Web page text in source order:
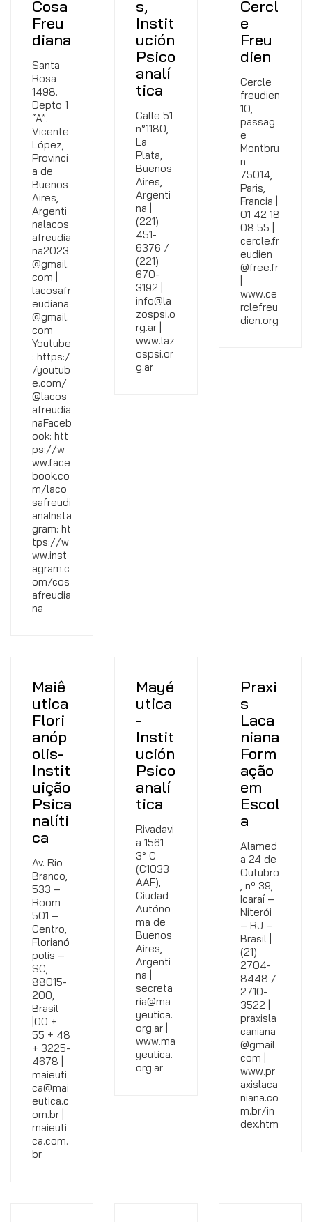
Cosa
Freu
diana
Santa
Rosa
1498.
Depto 1
“A”.
Vicente
López,
Provinci
a de
Buenos
Aires,
Argenti
nalacos
afreudia
na2023
@gmail.
com |
lacosafr
eudiana
@gmail.
com
Youtube
: https:/
/youtub
e.com/
@lacos
afreudia
naFaceb
ook: htt
ps://w
ww.face
book.co
m/laco
safreudi
anaInsta
gram: ht
tps://w
ww.inst
agram.c
om/cos
afreudia
na
s,
Instit
ución
Psico
analí
tica
Calle 51
n°1180,
La
Plata,
Buenos
Aires,
Argenti
na |
(221)
451-
6376 /
(221)
670-
3192 |
info@la
zospsi.o
rg.ar |
www.laz
ospsi.or
g.ar
Cercl
e
Freu
dien
Cercle
freudien
10,
passag
e
Montbru
n
75014,
Paris,
Francia |
01 42 18
08 55 |
cercle.fr
eudien
@free.fr
www.ce
rclefreu
dien.org
Maiê
utica
Flori
anóp
olis-
Instit
uição
Psica
nalíti
ca
Av. Rio
Branco,
533 –
Room
501 –
Centro,
Florianó
polis –
SC,
88015-
200,
Brasil
|00 +
55 + 48
+ 3225-
4678 |
maieuti
ca@mai
eutica.c
om.br |
maieuti
ca.com.
br
Mayé
utica
-
Instit
ución
Psico
analí
tica
Rivadavi
a 1561
3° C
(C1033
AAF),
Ciudad
Autóno
ma de
Buenos
Aires,
Argenti
na |
secreta
ria@ma
yeutica.
org.ar |
www.ma
yeutica.
org.ar
Praxi
s
Laca
niana
Form
ação
em
Escol
a
Alamed
a 24 de
Outubro
, nº 39,
Icaraí –
Niterói
– RJ –
Brasil |
(21)
2704-
8448 /
2710-
3522 |
praxisla
caniana
@gmail.
com |
www.pr
axislaca
niana.co
m.br/in
dex.htm